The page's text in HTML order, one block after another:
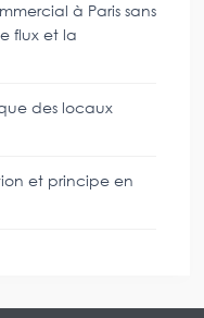
à Paris sans
flux et la
des locaux
et principe en